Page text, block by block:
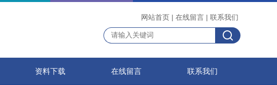
网站首页 | 在线留言 | 联系我们
资料下载 在线留言 联系我们